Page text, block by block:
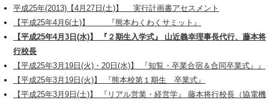
平成25年(2013)【4月27日(土)】 実行計画書アセスメント
【平成25年4月6(土)】 『熊本わくわくサミット』
【平成25年4月3日(水)】 『２期生入学式』 山近義幸理事長代行、藤本将
行校長
【平成25年3月19日(火)・20日(水)】 『知覧・卒業合宿＆合同卒業式』』
【平成25年3月19日(火)】 『熊本校第１期生 卒業式』
【平成25年3月9日(土)】 『リアル営業・経営学』 藤本将行校長（協電機